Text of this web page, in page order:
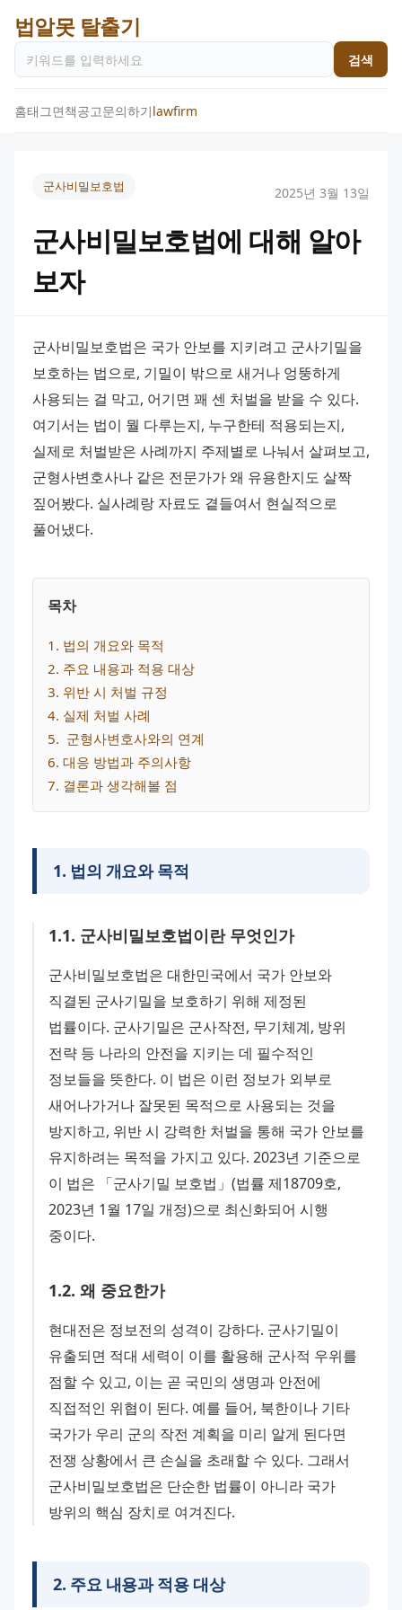
법알못 탈출기
검색
홈태그면책공고문의하기lawfirm
군사비밀보호법 2025년 3월 13일
군사비밀보호법에 대해 알아
보자
군사비밀보호법은 국가 안보를 지키려고 군사기밀을
보호하는 법으로, 기밀이 밖으로 새거나 엉뚱하게
사용되는 걸 막고, 어기면 꽤 센 처벌을 받을 수 있다.
여기서는 법이 뭘 다루는지, 누구한테 적용되는지,
실제로 처벌받은 사례까지 주제별로 나눠서 살펴보고,
군형사변호사나 같은 전문가가 왜 유용한지도 살짝
짚어봤다. 실사례랑 자료도 곁들여서 현실적으로
풀어냈다.
목차
1 . 법의 개요와 목적
2. 주요 내용과 적용 대상
3. 위반 시 처벌 규정
4. 실제 처벌 사례
5. 군형사변호사와의 연계
6. 대응 방법과 주의사항
7. 결론과 생각해볼 점
1. 법의 개요와 목적
1.1. 군사비밀보호법이란 무엇인가
군사비밀보호법은 대한민국에서 국가 안보와
직결된 군사기밀을 보호하기 위해 제정된
법률이다. 군사기밀은 군사작전, 무기체계, 방위
전략 등 나라의 안전을 지키는 데 필수적인
정보들을 뜻한다. 이 법은 이런 정보가 외부로
새어나가거나 잘못된 목적으로 사용되는 것을
방지하고, 위반 시 강력한 처벌을 통해 국가 안보를
유지하려는 목적을 가지고 있다. 2023년 기준으로
이 법은 「군사기밀 보호법」(법률 제18709호,
2023년 1월 17일 개정)으로 최신화되어 시행
중이다.
1.2. 왜 중요한가
현대전은 정보전의 성격이 강하다. 군사기밀이
유출되면 적대 세력이 이를 활용해 군사적 우위를
점할 수 있고, 이는 곧 국민의 생명과 안전에
직접적인 위협이 된다. 예를 들어, 북한이나 기타
국가가 우리 군의 작전 계획을 미리 알게 된다면
전쟁 상황에서 큰 손실을 초래할 수 있다. 그래서
군사비밀보호법은 단순한 법률이 아니라 국가
방위의 핵심 장치로 여겨진다.
2. 주요 내용과 적용 대상